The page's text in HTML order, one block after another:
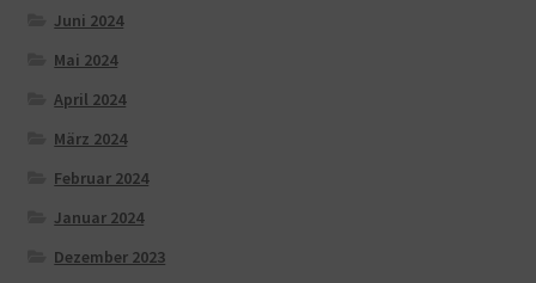
Juni 2024
Mai 2024
April 2024
März 2024
Februar 2024
Januar 2024
Dezember 2023